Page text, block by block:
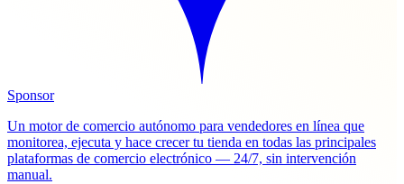
Sponsor
Un motor de comercio autónomo para vendedores en línea que
monitorea, ejecuta y hace crecer tu tienda en todas las principales
plataformas de comercio electrónico — 24/7, sin intervención
manual.